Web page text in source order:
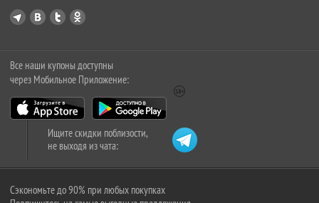
Все наши купоны доступны
через Мобильное Приложение:
Ищите скидки поблизости,
не выходя из чата:
Сэкономьте до 90% при любых покупках